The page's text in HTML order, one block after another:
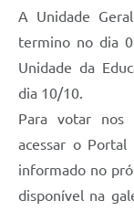
A Unidade
termino no dia
Unidade da
dia 10/10.
Para votar nos
acessar o
informado no
disponível na